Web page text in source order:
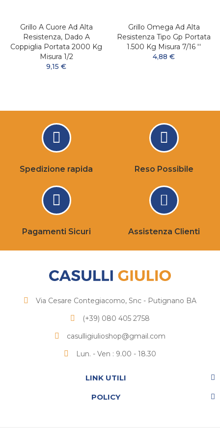
Grillo A Cuore Ad Alta
Resistenza, Dado A
Coppiglia Portata 2000 Kg
Misura 1/2
9,15 €
Grillo Omega Ad Alta
Resistenza Tipo Gp Portata
1.500 Kg Misura 7/16 ''
4,88 €
Spedizione rapida Reso Possibile
Pagamenti Sicuri Assistenza Clienti
Via Cesare Contegiacomo, Snc - Putignano BA
(+39) 080 405 2758
casulligiulioshop@gmail.com
Lun. - Ven : 9.00 - 18.30
LINK UTILI
POLICY